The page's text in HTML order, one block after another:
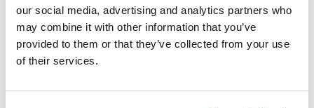
our social media, advertising and analytics partners who
may combine it with other information that you’ve
provided to them or that they’ve collected from your use
of their services.